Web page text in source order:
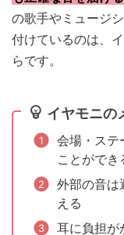
の歌手やミュージ
付けているのは、
らです。
イヤモニの
会場・ステ
ことができ
外部の音は
える
耳に負担が